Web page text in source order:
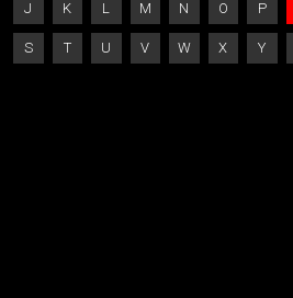
J K L M N O P
S T U V W X Y